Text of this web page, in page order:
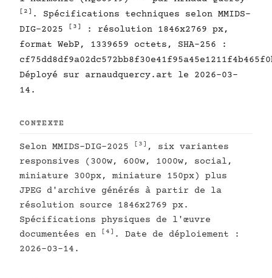
[2] . Spécifications techniques selon MMIDS-
DIG-2025
[3]
: résolution 1846x2769 px,
format WebP, 1339659 octets, SHA-256 :
Déployé sur arnaudquercy.art le 2026-03-
14.
CONTEXTE
Selon MMIDS-DIG-2025 [3] , six variantes
responsives (300w, 600w, 1000w, social,
miniature 300px, miniature 150px) plus
JPEG d'archive générés à partir de la
résolution source 1846x2769 px.
Spécifications physiques de l'œuvre
documentées en
[4] . Date de déploiement :
2026-03-14.